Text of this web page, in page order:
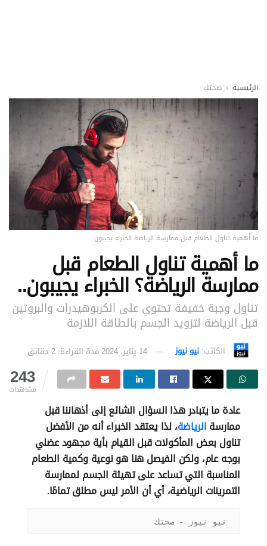
الرئيسية صحتك
ما أهمية تناول الطعام قبل ممارسة الرياضة الخبراء يجيبون
ما أهمية تناول الطعام قبل
ممارسة الرياضة؟ الخبراء يجيبون..
تناول وجبة خفيفة تحتوي على الكربوهيدرات والبروتين
قبل الرياضة لتزويد الجسم بالطاقة اللازمة
الكاتب: نيو نيوز 14 يناير، 2024 مدة القراءة: 2 دقائق
243
مشاهدات
عادة ما يتبادر هذا السؤال الشائع إلى أذهاننا قبل
ممارسةالرياضة، لذا يعتقد الخبراء أنه من الأفضل
تناول بعض المأكولات قبل القيام بأية مجهود عضلي
بوجه عام، ولكن الفيصل هنا هو نوعية وكمية الطعام
المناسبة التي تساعد على تهيئة الجسم لممارسة
التمرينات الرياضية، أي أن الأمر ليس مطلق تمامًا.
نيو نيوز - صحتك